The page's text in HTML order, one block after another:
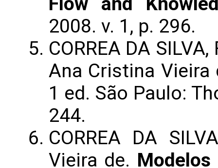
2008. v. 1, p. 296.
CORREA DA
Ana Cristina
1 ed. São Paulo:
244.
CORREA DA
Vieira de. Modelos